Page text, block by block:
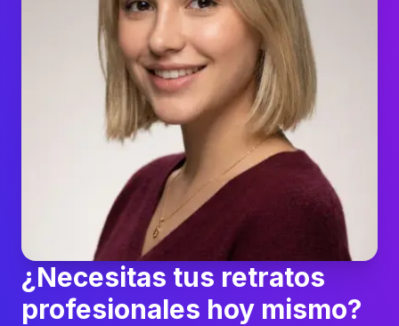
¿Necesitas tus retratos
profesionales hoy mismo?